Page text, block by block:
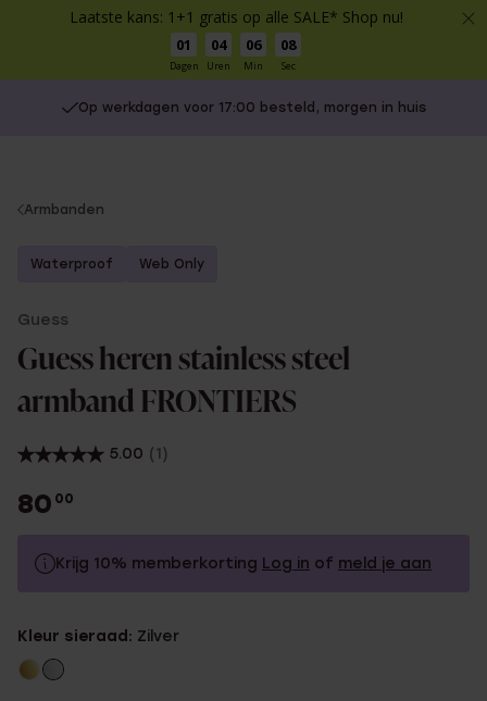
Laatste kans: 1+1 gratis op alle SALE* Shop nu!
01
Dagen
04
Uren
06
Min
08
Sec
Op werkdagen voor 17:00 besteld, morgen in huis
You
here:
Armbanden
Waterproof Web Only
Guess
Guess heren stainless steel
armband FRONTIERS
5.00 (1)
80 00
Krijg 10% memberkorting Log in of meld je aan
Zonder memberkorting
Kleur sieraad: Zilver